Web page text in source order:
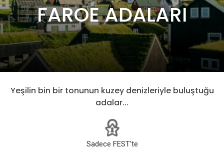
FAROE ADALARI
Yeşilin bin bir tonunun kuzey denizleriyle buluştuğu
adalar...
Sadece FEST'te